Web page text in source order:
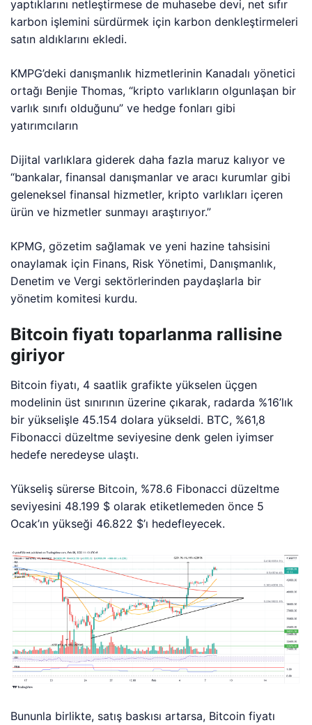
yaptıklarını netleştirmese de muhasebe devi, net sıfır
karbon işlemini sürdürmek için karbon denkleştirmeleri
satın aldıklarını ekledi.
KMPG’deki danışmanlık hizmetlerinin Kanadalı yönetici
ortağı Benjie Thomas, “kripto varlıkların olgunlaşan bir
varlık sınıfı olduğunu” ve hedge fonları gibi
yatırımcıların
Dijital varlıklara giderek daha fazla maruz kalıyor ve
“bankalar, finansal danışmanlar ve aracı kurumlar gibi
geleneksel finansal hizmetler, kripto varlıkları içeren
ürün ve hizmetler sunmayı araştırıyor.”
KPMG, gözetim sağlamak ve yeni hazine tahsisini
onaylamak için Finans, Risk Yönetimi, Danışmanlık,
Denetim ve Vergi sektörlerinden paydaşlarla bir
yönetim komitesi kurdu.
Bitcoin fiyatı toparlanma rallisine
giriyor
Bitcoin fiyatı, 4 saatlik grafikte yükselen üçgen
modelinin üst sınırının üzerine çıkarak, radarda %16’lık
bir yükselişle 45.154 dolara yükseldi. BTC, %61,8
Fibonacci düzeltme seviyesine denk gelen iyimser
hedefe neredeyse ulaştı.
Yükseliş sürerse Bitcoin, %78.6 Fibonacci düzeltme
seviyesini 48.199 $ olarak etiketlemeden önce 5
Ocak’ın yükseği 46.822 $’ı hedefleyecek.
Bununla birlikte, satış baskısı artarsa, Bitcoin fiyatı